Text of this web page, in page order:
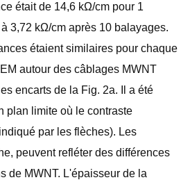
était de 14,6 kΩ/cm pour 1
3,72 kΩ/cm après 10 balayages.
étaient similaires pour chaque
autour des câblages MWNT
encarts de la Fig. 2a. Il a été
plan limite où le contraste
par les flèches). Les
peuvent refléter des différences
de MWNT. L'épaisseur de la